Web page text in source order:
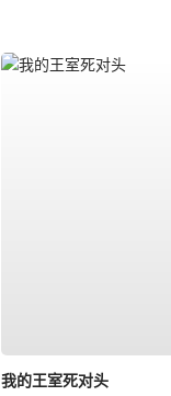
我的王室死对头